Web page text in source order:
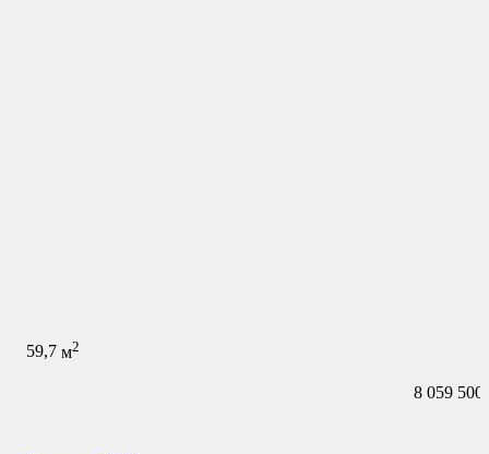
59,7 м2
8 059 500